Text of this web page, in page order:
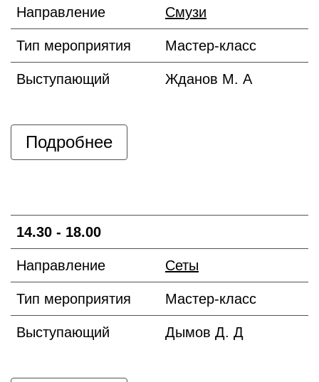
Направление Смузи
Тип мероприятия Мастер-класс
Выступающий Жданов М. А
Подробнее
14.30 - 18.00
Направление Сеты
Тип мероприятия Мастер-класс
Выступающий Дымов Д. Д